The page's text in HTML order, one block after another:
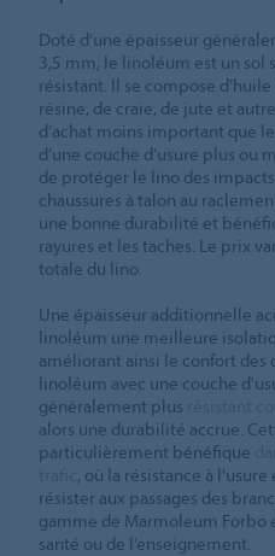
Doté d’une épaisseur
3,5 mm, le linoléum est un
résistant. Il se compose
résine, de craie, de jute et
d’achat moins important que
d’une couche d’usure plus
de protéger le lino des
chaussures à talon au
une bonne durabilité et
rayures et les taches. Le prix
totale du lino.
Une épaisseur additionnelle
linoléum une meilleure
améliorant ainsi le confort des
linoléum avec une couche
généralement plus
alors une durabilité accrue.
particulièrement bénéfique
, où la résistance à
résister aux passages des
gamme de Marmoleum Forbo
santé ou de l’enseignement.